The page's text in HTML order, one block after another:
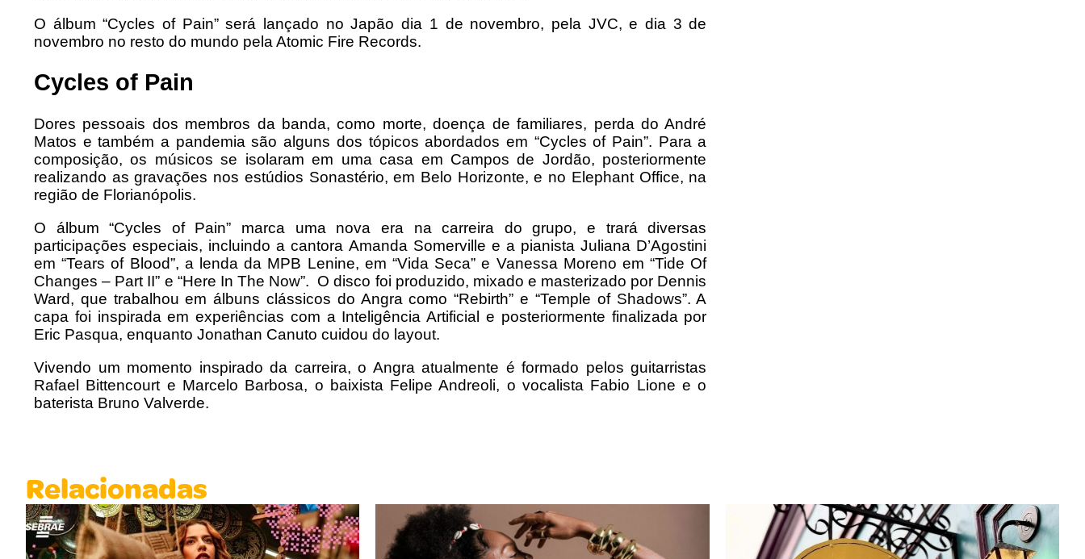
O álbum “Cycles of Pain” será lançado no Japão dia 1 de novembro, pela JVC, e dia 3 de
novembro no resto do mundo pela Atomic Fire Records.
Cycles of Pain
Dores pessoais dos membros da banda, como morte, doença de familiares, perda do André
Matos e também a pandemia são alguns dos tópicos abordados em “Cycles of Pain”. Para a
composição, os músicos se isolaram em uma casa em Campos de Jordão, posteriormente
realizando as gravações nos estúdios Sonastério, em Belo Horizonte, e no Elephant Office, na
região de Florianópolis.
O álbum “Cycles of Pain” marca uma nova era na carreira do grupo, e trará diversas
participações especiais, incluindo a cantora Amanda Somerville e a pianista Juliana D’Agostini
em “Tears of Blood”, a lenda da MPB Lenine, em “Vida Seca” e Vanessa Moreno em “Tide Of
Changes – Part II” e “Here In The Now”. O disco foi produzido, mixado e masterizado por Dennis
Ward, que trabalhou em álbuns clássicos do Angra como “Rebirth” e “Temple of Shadows”. A
capa foi inspirada em experiências com a Inteligência Artificial e posteriormente finalizada por
Eric Pasqua, enquanto Jonathan Canuto cuidou do layout.
Vivendo um momento inspirado da carreira, o Angra atualmente é formado pelos guitarristas
Rafael Bittencourt e Marcelo Barbosa, o baixista Felipe Andreoli, o vocalista Fabio Lione e o
baterista Bruno Valverde.
Relacionadas